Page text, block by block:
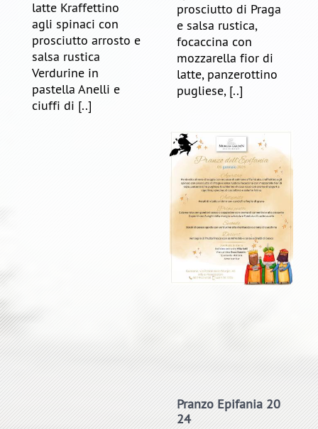
latte Kraffettino
agli spinaci con
prosciutto arrosto e
salsa rustica
Verdurine in
pastella Anelli e
ciuffi di [..]
prosciutto di Praga
e salsa rustica,
focaccina con
mozzarella fior di
latte, panzerottino
pugliese, [..]
Pranzo Epifania 20
24